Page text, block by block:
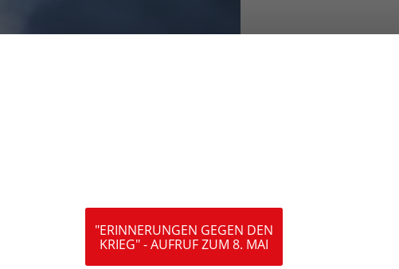
"ERINNERUNGEN GEGEN DEN
KRIEG" - AUFRUF ZUM 8. MAI